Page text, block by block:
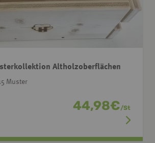
Altholzoberflächen
Muster
44,98€/St